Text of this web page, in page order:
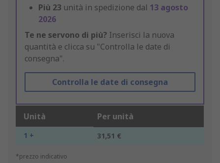
Più 23 unità in spedizione dal 13 agosto
2026
Te ne servono di più? Inserisci la nuova
quantità e clicca su "Controlla le date di
consegna".
Controlla le date di consegna
Unità Per unità
1 + 31,51 €
*prezzo indicativo